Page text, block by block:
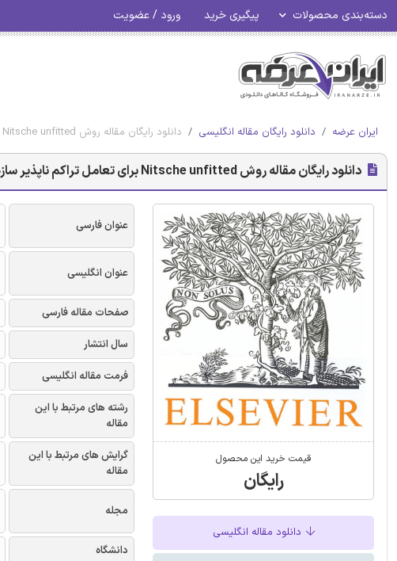
دسته‌بندی محصولات پیگیری خرید ورود / عضویت
ایران عرضه دانلود رایگان مقاله انگلیسی دانلود رایگان مقاله روش Nitsche unfitted برای تعامل تراکم ناپذیر سازه سیال با مش روی هم افتاده
دانلود رایگان مقاله روش Nitsche unfitted برای تعامل تراکم ناپذیر سازه سیال با مش روی هم افتاده
قیمت خرید این محصول
رایگان
دانلود مقاله انگلیسی
عنوان فارسی
عنوان انگلیسی
صفحات مقاله فارسی
سال انتشار
فرمت مقاله انگلیسی
رشته های مرتبط با این
مقاله
گرایش های مرتبط با این
مقاله
مجله
دانشگاه